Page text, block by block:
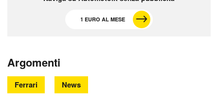
1 EURO AL MESE
Argomenti
Ferrari News